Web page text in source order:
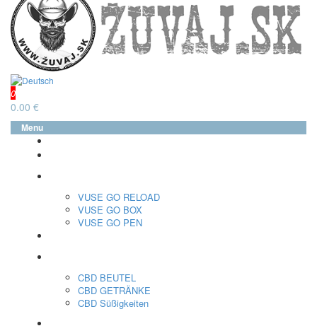
0
0.00 €
Menu
VUSE GO RELOAD
VUSE GO BOX
VUSE GO PEN
CBD BEUTEL
CBD GETRÄNKE
CBD Süßigkeiten